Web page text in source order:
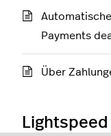
Payments
Über